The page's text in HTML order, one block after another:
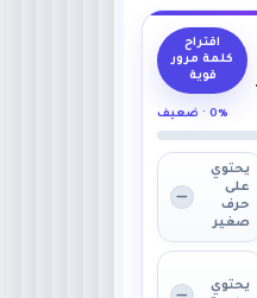
اقتراح
كلمة مرور
قوية
0% · ضعيف
يحتوي
على
حرف
صغير
يحتوي